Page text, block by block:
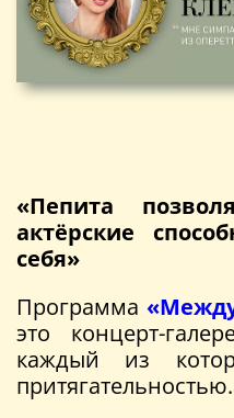
«Пепита
актёрские
себя»
Программа
это концерт-
каждый из
притягательностью.